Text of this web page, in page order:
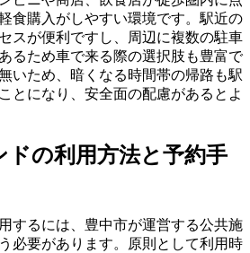
食購入がしやすい環境です。駅近の
スが便利ですし、周辺に複数の駐車
るため車で来る際の選択肢も豊富で
いため、暗くなる時間帯の帰路も駅
とになり、安全面の配慮があるとよ
ドの利用方法と予約手
するには、豊中市が運営する公共施
必要があります。原則として利用時